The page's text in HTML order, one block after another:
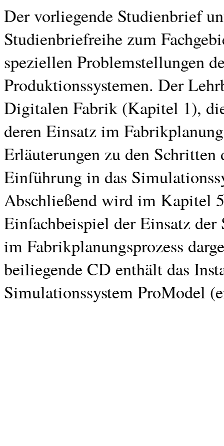
Der vorliegende Studienbrief
Studienbriefreihe zum
speziellen Problemstellungen
Produktionssystemen. Der
Digitalen Fabrik (Kapitel 1),
deren Einsatz im
Erläuterungen zu den
Einführung in das
Abschließend wird im Kapitel
Einfachbeispiel der Einsatz
im Fabrikplanungsprozess
beiliegende CD enthält das
Simulationssystem ProModel